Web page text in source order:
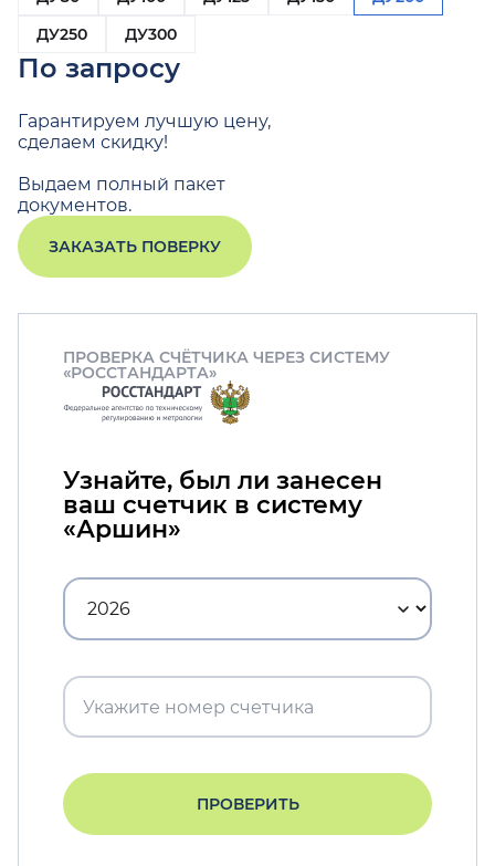
ДУ250
ДУ300
По запросу
Гарантируем лучшую цену,
сделаем скидку!
Выдаем полный пакет
документов.
ЗАКАЗАТЬ ПОВЕРКУ
ПРОВЕРКА СЧЁТЧИКА ЧЕРЕЗ СИСТЕМУ
«РОССТАНДАРТА»
Узнайте, был ли занесен
ваш счетчик в систему
«Аршин»
ПРОВЕРИТЬ